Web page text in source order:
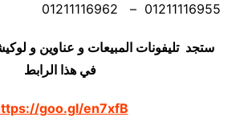
01211116955 – 01211116962
ستجد تليفونات المبيعات و عناوين و
في هذا الرابط
goo.gl/en7xfB